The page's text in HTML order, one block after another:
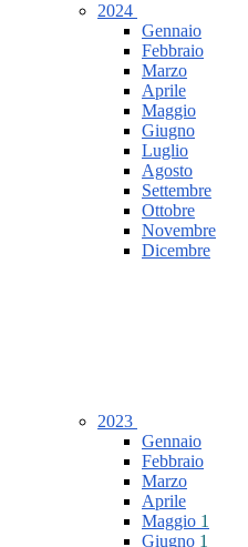
2024
Gennaio
Febbraio
Marzo
Aprile
Maggio
Giugno
Luglio
Agosto
Settembre
Ottobre
Novembre
Dicembre
2023
Gennaio
Febbraio
Marzo
Aprile
Maggio 1
Giugno 1